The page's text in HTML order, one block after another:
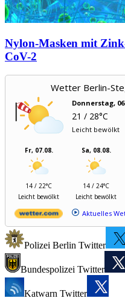
Nylon-Masken mit
CoV-2
Wetter Berlin-
Donnerstag,
21 / 28°C
Leicht bewölkt
Fr, 07.08.
14 / 22°C
Leicht bewölkt
Sa, 08.08.
14 / 24°C
Leicht bewölkt
Aktuelles
Polizei Berlin Twitter
Bundespolizei Twitter
Katwarn Twitter